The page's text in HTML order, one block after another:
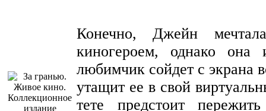
Конечно, Джейн
киногероем, однако
любимчик сойдет с экрана
утащит ее в свой
тете предстоит